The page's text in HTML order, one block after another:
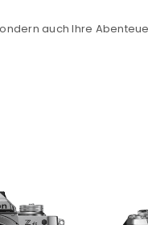
Kundenkonto eröffnen
auch Ihre